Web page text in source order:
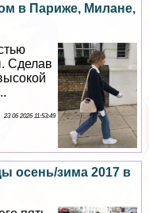
в Париже, Милане,
Сделав
23 06 2026 11:53:49
осень/зима 2017 в